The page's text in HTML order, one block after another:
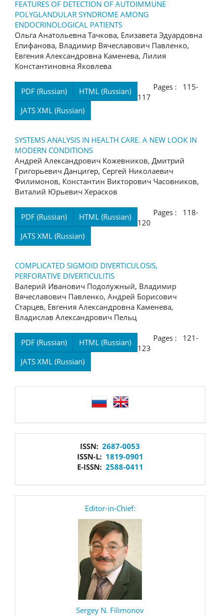
FEATURES OF DETECTION OF AUTOIMMUNE
POLYGLANDULAR SYNDROME AMONG
ENDOCRINOLOGICAL PATIENTS
Ольга Анатольевна Тачкова, Елизавета Эдуардовна
Епифанова, Владимир Вячеславович Павленко,
Евгения Александровна Каменева, Лилия
Константиновна Яковлева
PDF (Russian)
HTML (Russian)
JATS XML (Russian)
Pages : 115-
117
SYSTEMS ANALYSIS IN HEALTH CARE. A NEW LOOK IN
MODERN CONDITIONS
Андрей Александрович Кожевников, Дмитрий
Григорьевич Данцигер, Сергей Николаевич
Филимонов, Константин Викторович Часовников,
Виталий Юрьевич Херасков
PDF (Russian)
HTML (Russian)
JATS XML (Russian)
Pages : 118-
120
COMPLICATED SIGMOID DIVERTICULOSIS,
PERFORATIVE DIVERTICULITIS
Валерий Иванович Подолужный, Владимир
Вячеславович Павленко, Андрей Борисович
Старцев, Евгения Александровна Каменева,
Владислав Александрович Пельц
PDF (Russian)
HTML (Russian)
JATS XML (Russian)
Pages : 121-
123
ISSN: 2687-0053
ISSN-L: 1819-0901
E-ISSN: 2588-0411
Editor-in-Chief:
Sergey N. Filimonov